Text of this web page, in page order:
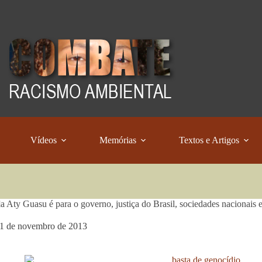
Vídeos Memórias Textos e Artigos
Aty Guasu é para o governo, justiça do Brasil, sociedades nacionais
de novembro de 2013